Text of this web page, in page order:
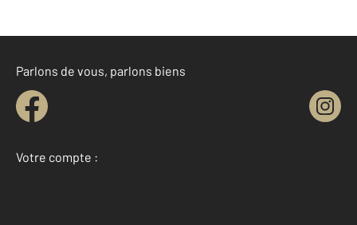
Parlons de vous, parlons biens
Votre compte :
Accéder à mon compte